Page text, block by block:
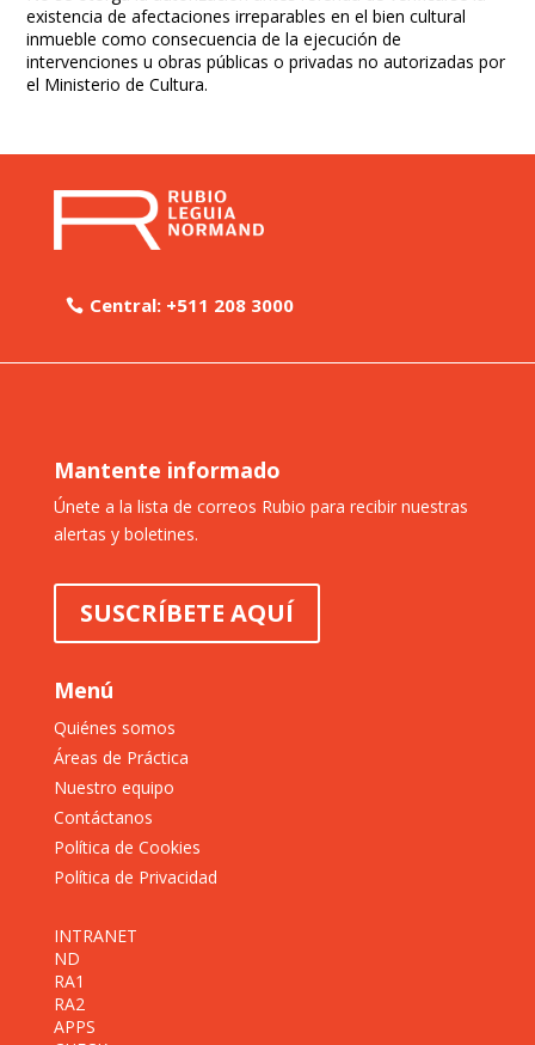
existencia de afectaciones irreparables en el bien cultural
inmueble como consecuencia de la ejecución de
intervenciones u obras públicas o privadas no autorizadas por
el Ministerio de Cultura.
Central: +511 208 3000
Mantente informado
Únete a la lista de correos Rubio para recibir nuestras
alertas y boletines.
SUSCRÍBETE AQUÍ
Menú
Quiénes somos
Áreas de Práctica
Nuestro equipo
Contáctanos
Política de Cookies
Política de Privacidad
INTRANET
ND
RA1
RA2
APPS